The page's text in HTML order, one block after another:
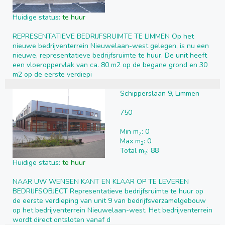
Huidige status: te huur
REPRESENTATIEVE BEDRIJFSRUIMTE TE LIMMEN Op het
nieuwe bedrijventerrein Nieuwelaan-west gelegen, is nu een
nieuwe, representatieve bedrijfsruimte te huur. De unit heeft
een vloeroppervlak van ca. 80 m2 op de begane grond en 30
m2 op de eerste verdiepi
Schipperslaan 9, Limmen
750
Min m2: 0
Max m2: 0
Total m2: 88
Huidige status: te huur
NAAR UW WENSEN KANT EN KLAAR OP TE LEVEREN
BEDRIJFSOBJECT Representatieve bedrijfsruimte te huur op
de eerste verdieping van unit 9 van bedrijfsverzamelgebouw
op het bedrijventerrein Nieuwelaan-west. Het bedrijventerrein
wordt direct ontsloten vanaf d